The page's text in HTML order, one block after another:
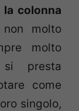
colonna
molto
molto
presta
come
singolo,